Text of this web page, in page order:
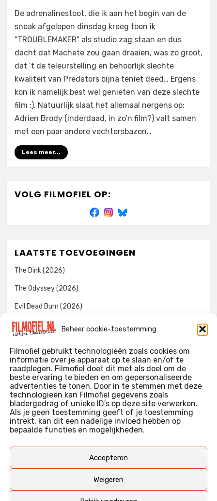
Beheer cookie-toestemming
Filmofiel gebruikt technologieën zoals cookies om
informatie over je apparaat op te slaan en/of te
raadplegen. Filmofiel doet dit met als doel om de
beste ervaring te bieden en om gepersonaliseerde
advertenties te tonen. Door in te stemmen met deze
technologieën kan Filmofiel gegevens zoals
bladergedrag of unieke ID's op deze site verwerken.
Als je geen toestemming geeft of je toestemming
intrekt, kan dit een nadelige invloed hebben op
bepaalde functies en mogelijkheden.
Accepteren
Weigeren
door Filmofiel.nl
Laat een reactie achter
op
(2010)
De adrenalinestoot, die ik aan het begin van de
sneak afgelopen dinsdag kreeg toen ik
“TROUBLEMAKER” als studio zag staan en dus
dacht dat Machete zou gaan draaien, was zo groot,
dat ’t de teleurstelling en behoorlijk slechte
kwaliteit van Predators bijna teniet deed… Ergens
kon ik namelijk best wel genieten van deze slechte
film ;). Natuurlijk slaat het allemaal nergens op:
Adrien Brody (inderdaad, in zo’n film?) valt samen
met een paar andere vechtersbazen…
Lees meer...
VOLG FILMOFIEL OP:
LAATSTE TOEVOEGINGEN
The Dink (2026)
The Odyssey (2026)
Evil Dead Burn (2026)
The Invite (2026)
WIE IK BEN…?
Ik ben ooit begonnen met m’n recensies omdat ik zoveel
films keek dat ik af en toe niet meer wist welke ik nu wel of
niet gezien had. Ik ben een filmliefhebber, heb als hobby nog
erg lang in een videotheek gewerkt, en heb als coproducent
Deze recensies zijn dan ook vooral vrij pretentieloze
aangevuld met een groeiende kennis over de kunde én de
kunst van het maken van film.